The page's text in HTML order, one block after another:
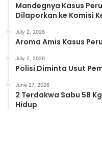
Mandegnya Kasus
Dilaporkan ke Komisi
July 2, 2026
Aroma Amis Kasus
July 2, 2026
Polisi Diminta Usut
June 27, 2026
2 Terdakwa Sabu 58
Hidup